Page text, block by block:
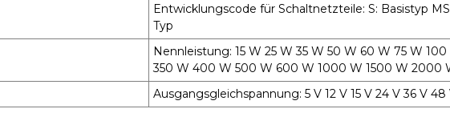
Entwicklungscode für Schaltnetzteile: S: Basistyp
Typ
Nennleistung: 15 W 25 W 35 W 50 W 60 W 75 W
350 W 400 W 500 W 600 W 1000 W 1500 W 2000
Ausgangsgleichspannung: 5 V 12 V 15 V 24 V 36 V 48